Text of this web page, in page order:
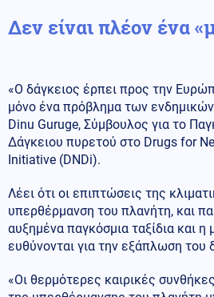
Δεν είναι πλέον ένα
«Ο δάγκειος έρπει προς την
μόνο ένα πρόβλημα των
Dinu Guruge, Σύμβουλος για το
Δάγκειου πυρετού στο Drugs for
Initiative (DNDi).
Λέει ότι οι επιπτώσεις της
υπερθέρμανση του πλανήτη, και
αυξημένα παγκόσμια ταξίδια και η
ευθύνονται για την εξάπλωση του
«Οι θερμότερες καιρικές